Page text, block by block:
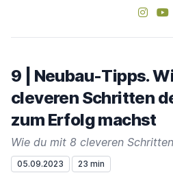
9 | Neubau-Tipps.
cleveren Schritten
zum Erfolg machst
05.09.2023 23 min